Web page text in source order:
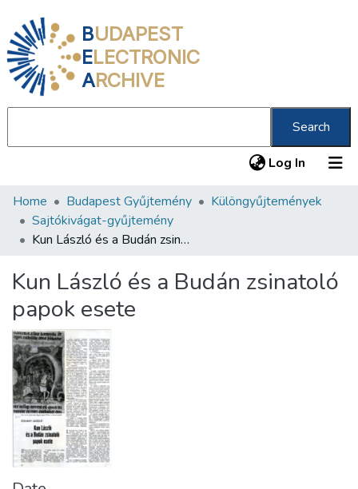
BUDAPEST
ELECTRONIC
ARCHIVE
Search
Log In (current)
Communities & Collections
All of DSpace
About us
Home Budapest Gyűjtemény
Különgyűjtemények
Sajtókivágat-gyűjtemény
Kun László és a Budán zsinatoló papok esete
Kun László és a Budán zsinatoló
papok esete